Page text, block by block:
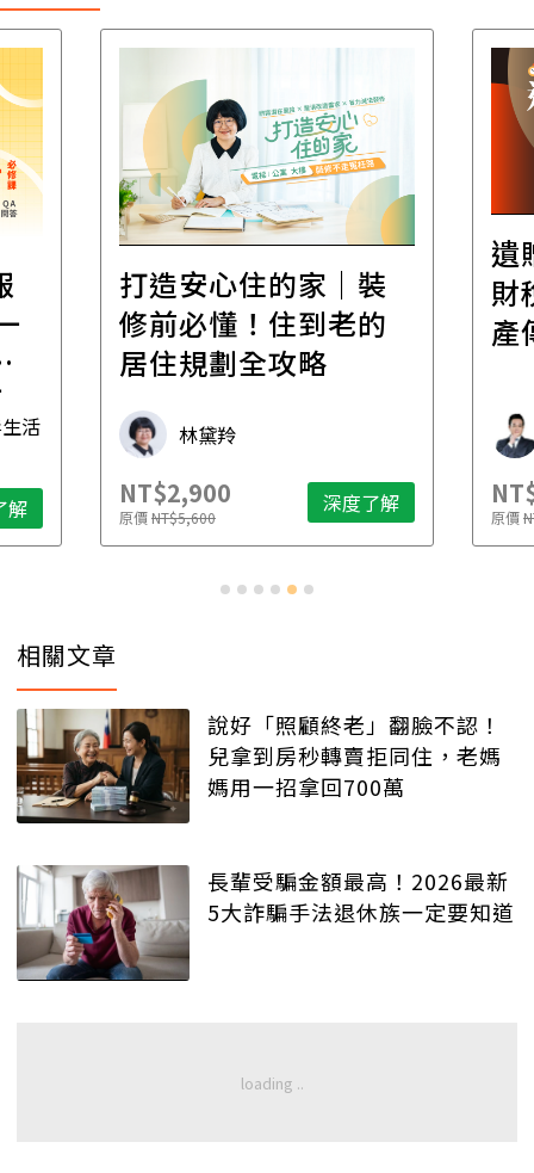
活
解
打造安心住的家｜裝
修前必懂！住到老的
居住規劃全攻略
林黛羚
NT$2,900
原價NT$5,600 深度了解
遺
財
產
原價
相關文章
說好「照顧終老」翻臉不認！
兒拿到房秒轉賣拒同住，老媽
媽用一招拿回700萬
長輩受騙金額最高！2026最新
5大詐騙手法退休族一定要知道